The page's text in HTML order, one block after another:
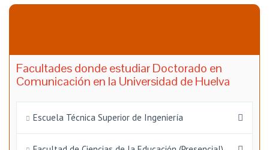
Facultades donde estudiar Doctorado en
Comunicación en la Universidad de Huelva
Escuela Técnica Superior de Ingeniería